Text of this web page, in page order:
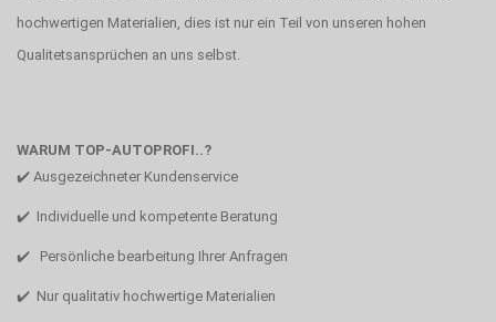
hochwertigen Materialien, dies ist nur ein Teil von unseren hohen
Qualitetsansprüchen an uns selbst.
WARUM TOP-AUTOPROFI..?
✔️ Ausgezeichneter Kundenservice
✔️ Individuelle und kompetente Beratung
✔️ Persönliche bearbeitung Ihrer Anfragen
✔️ Nur qualitativ hochwertige Materialien